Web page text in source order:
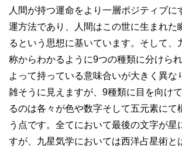
人間が持つ運命をより一層ポジティブに
運方法であり、人間はこの世に生まれた
るという思想に基いています。そして、
称からわかるように9つの種類に分けら
よって持っている意味合いが大きく異な
雑そうに見えますが、9種類に目を向け
るのは各々が色や数字そして五元素にて
う点です。全てにおいて最後の文字が星
すが、九星気学においては西洋占星術と